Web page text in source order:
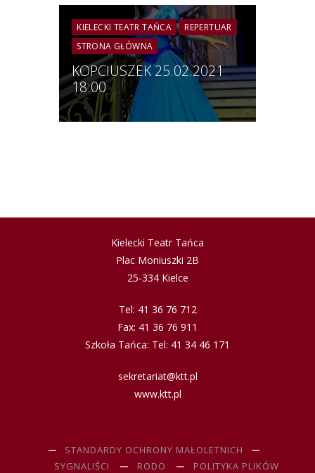
PROJEKT PN. „LALKI
TAŃCZĄ” | PRZESTRZENIE
SZTUKI 2022
KIELECKI TEATR TAŃCA
REPERTUAR
STRONA GŁÓWNA
KOPCIUSZEK 25.02.2021
18:00
Kielecki Teatr Tańca
Plac Moniuszki 2B
25-334 Kielce
Tel: 41 36 76 712
Fax: 41 36 76 911
Szkoła Tańca: Tel: 41 34 46 171
sekretariat@ktt.pl
www.ktt.pl
STANDARDY OCHRONY MAŁOLETNICH
SYGNALIŚCI
RODO POLITYKA PLIKÓW